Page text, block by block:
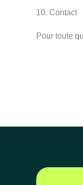
10. Contact
Pour toute